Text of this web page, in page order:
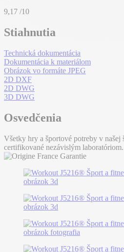
9,17 /10
Stiahnutia
Technická dokumentácia
Dokumentácia k materiálom
Obrázok vo formáte JPEG
2D DXF
2D DWG
3D DWG
Osvedčenia
Všetky hry a športové potreby v našej
certifikované nezávislým laboratóriom.